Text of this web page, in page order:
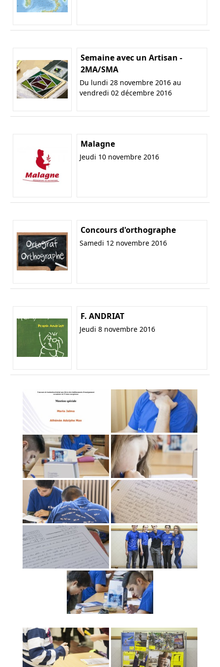
Semaine avec un Artisan -
2MA/SMA
Du lundi 28 novembre 2016 au
vendredi 02 décembre 2016
Malagne
Jeudi 10 novembre 2016
Concours d'orthographe
Samedi 12 novembre 2016
F. ANDRIAT
Jeudi 8 novembre 2016